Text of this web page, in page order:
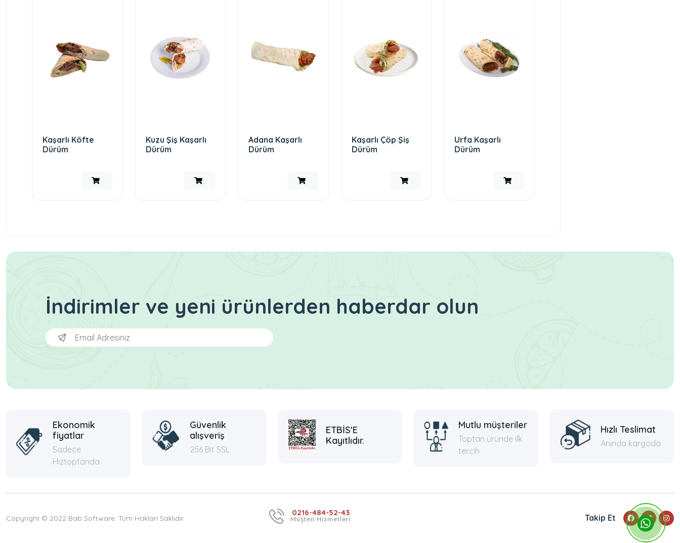
Kaşarlı Köfte
Dürüm
Kuzu Şiş Kaşarlı
Dürüm
Adana Kaşarlı
Dürüm
Kaşarlı Çöp Şiş
Dürüm
Urfa Kaşarlı
Dürüm
İndirimler ve yeni ürünlerden haberdar olun
Ekonomik
fiyatlar
Sadece
Hıztoptanda
Güvenlik
alışveriş
256 Bit SSL
ETBİS'E
Kayıtlıdır.
Mutlu müşteriler
Toptan üründe ilk
tercih
Hızlı Teslimat
Anında kargoda
Copyright © 2022 Bab Software. Tüm Hakları Saklıdır
0216-484-52-43
Müşteri Hizmetleri Takip Et